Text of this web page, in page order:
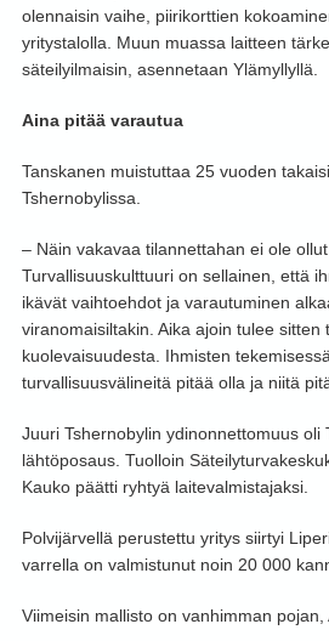
olennaisin vaihe, piirikorttien
yritystalolla. Muun muassa laitteen
säteilyilmaisin, asennetaan Ylämyllyllä.
Aina pitää varautua
Tanskanen muistuttaa 25 vuoden
Tshernobylissa.
– Näin vakavaa tilannettahan ei ole ollut
Turvallisuuskulttuuri on sellainen, että
ikävät vaihtoehdot ja varautuminen
viranomaisiltakin. Aika ajoin tulee sitten
kuolevaisuudesta. Ihmisten
turvallisuusvälineitä pitää olla ja niitä
Juuri Tshernobylin ydinonnettomuus oli
lähtöposaus. Tuolloin
Kauko päätti ryhtyä laitevalmistajaksi.
Polvijärvellä perustettu yritys siirtyi
varrella on valmistunut noin 20 000
Viimeisin mallisto on vanhimman pojan,